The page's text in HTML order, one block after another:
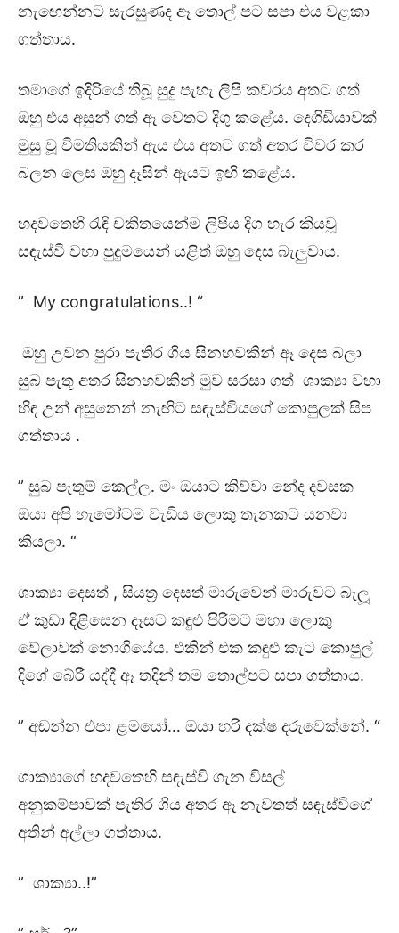
නැඟෙන්නට සැරසුණද ඈ තොල් පට සපා එය වළකා
ගත්තාය.
තමාගේ ඉදිරියේ තිබූ සුදු පැහැ ලිපි කවරය අතට ගත්
ඔහු එය අසුන් ගත් ඈ වෙතට දිගු කළේය. දෙගිඩියාවක්
මුසු වූ විමතියකින් ඇය එය අතට ගත් අතර විවර කර
බලන ලෙස ඔහු දෑසින් ඇයට ඉඟි කළේය.
හදවතෙහි රැඳි චකිතයෙන්ම ලිපිය දිග හැර කියවූ
සඳැස්වි වහා පුදුමයෙන් යළිත් ඔහු දෙස බැලුවාය.
” My congratulations..! “
ඔහු උවන පුරා පැතිර ගිය සිනහවකින් ඈ දෙස බලා
සුබ පැතූ අතර සිනහවකින් මුව සරසා ගත් ශාක්‍යා වහා
හිඳ උන් අසුනෙන් නැඟිට සඳැස්වියගේ කොපුලක් සිප
ගත්තාය .
” සුබ පැතුම් කෙල්ල. මං ඔයාට කිව්වා නේද දවසක
ඔයා අපි හැමෝටම වැඩිය ලොකු තැනකට යනවා
කියලා. “
ශාක්‍යා දෙසත් , සියත්‍ර දෙසත් මාරුවෙන් මාරුවට බැලූ
ඒ කුඩා දිළිසෙන දෑසට කඳුළු පිරීමට මහා ලොකු
වේලාවක් නොගියේය. එකින් එක කඳුළු කැට කොපුල්
දිගේ බේරී යද්දී ඈ තදින් තම තොල්පට සපා ගත්තාය.
” අඬන්න එපා ළමයෝ… ඔයා හරි දක්ෂ දරුවෙක්නේ. “
ශාක්‍යාගේ හදවතෙහි සඳැස්වි ගැන විසල්
අනුකම්පාවක් පැතිර ගිය අතර ඈ නැවතත් සඳැස්විගේ
අතින් අල්ලා ගත්තාය.
” ශාක්‍යා..!”